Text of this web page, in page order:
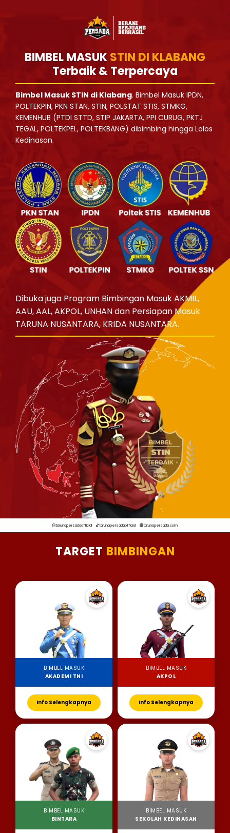
BIMBEL MASUKSTIN DI KLABANG
Terbaik & Terpercaya
Bimbel Masuk STIN di Klabang. Bimbel Masuk IPDN,
POLTEKPIN, PKN STAN, STIN, POLSTAT STIS, STMKG,
KEMENHUB (PTDI STTD, STIP JAKARTA, PPI CURUG, PKTJ
TEGAL, POLTEKPEL, POLTEKBANG) dibimbing hingga Lolos
Kedinasan.
Dibuka juga Program Bimbingan Masuk AKMIL,
AAU, AAL, AKPOL, UNHAN dan Persiapan Masuk
TARUNA NUSANTARA, KRIDA NUSANTARA.
tarunapersadaofficial tarunapersadaofficial tarunapersada.com
TARGET BIMBINGAN
BIMBEL MASUK
AKADEMI TNI
Info Selengkapnya
BIMBEL MASUK
AKPOL
Info Selengkapnya
BIMBEL MASUK
BINTARA
BIMBEL MASUK
SEKOLAH KEDINASAN